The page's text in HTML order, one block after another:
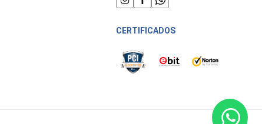
CERTIFICADOS